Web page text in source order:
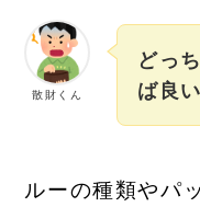
散財くん
どっ
ば良
ルーの種類やパ